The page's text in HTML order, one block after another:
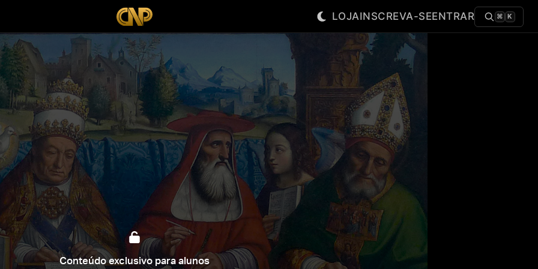
LOJAINSCREVA-SEENTRAR ⌘ K
Conteúdo exclusivo para alunos